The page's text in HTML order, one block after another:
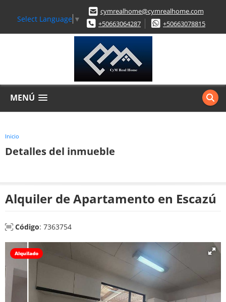
Select Language ▼
cymrealhome@cymrealhome.com
+50663064287
+50663078815
MENÚ
Inicio
Detalles del inmueble
Alquiler de Apartamento en Escazú
Código: 7363754
Alquilado